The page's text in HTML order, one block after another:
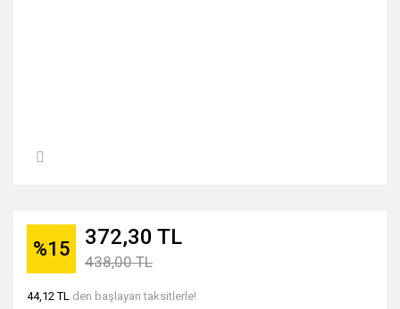
%15 372,30 TL
438,00 TL
44,12 TL den başlayan taksitlerle!